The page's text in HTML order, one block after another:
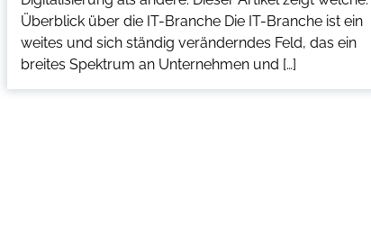
Überblick über die IT-Branche Die IT-Branche ist ein
weites und sich ständig veränderndes Feld, das ein
breites Spektrum an Unternehmen und […]